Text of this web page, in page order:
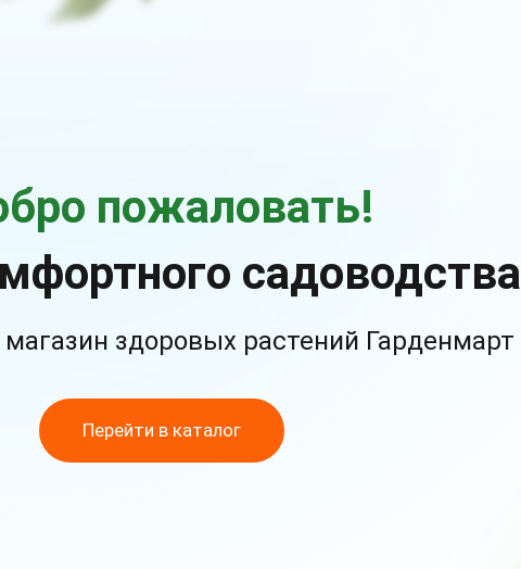
пожаловать!
садоводства
здоровых растений Гарденмарт
Перейти в каталог